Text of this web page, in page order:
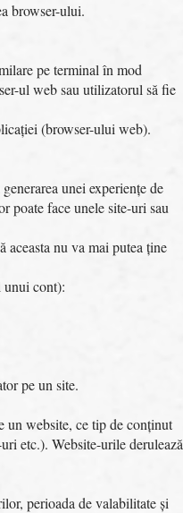
browser-ului.
pe terminal în mod
ul web sau utilizatorul să fie
(browser-ului web).
unei experiențe de
poate face unele site-uri sau
nu va mai putea ține
unui cont):
pe un site.
un website, ce tip de conținut
etc.). Website-urile derulează
perioada de valabilitate și